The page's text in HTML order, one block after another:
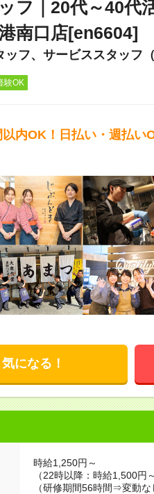
フ｜20代～40代
南口店[en6604]
ッフ、サービススタッフ（
験OK
以内OK！日払い・週払い
気になる！
時給1,250円～
（22時以降：時給1,500円～
（研修期間56時間⇒変動な